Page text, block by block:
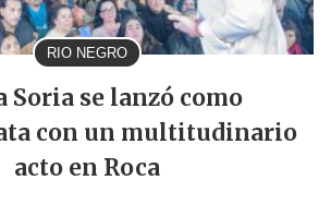
RIO NEGRO
Soria se lanzó como
con un multitudinario
acto en Roca